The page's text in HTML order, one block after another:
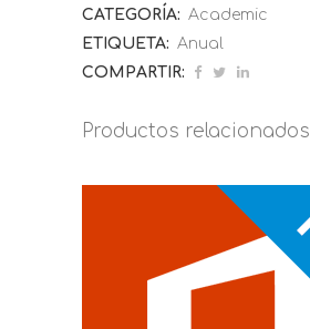
CATEGORÍA: Academic
ETIQUETA: Anual
COMPARTIR:
Productos relacionados